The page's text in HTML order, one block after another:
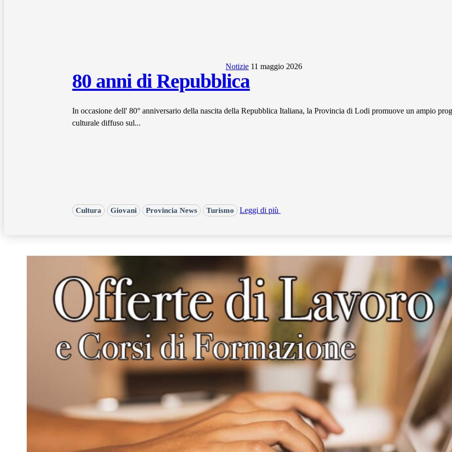
Notizie 11 maggio 2026
80 anni di Repubblica
In occasione dell' 80° anniversario della nascita della Repubblica Italiana, la Provincia di Lodi promuove un ampio
culturale diffuso sul...
Cultura Giovani Provincia News Turismo Leggi di più